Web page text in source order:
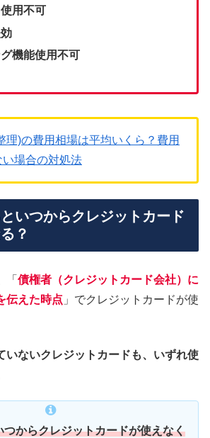
用不可
機能使用不可
理)の費用相場は平均いくら？費用
場合の対処法
いつからクレジットカード
？
「 債権者（クレジットカード会社）に
伝えた時点 」でクレジットカードが使
いないクレジットカードも、いずれ使
つからクレジットカードが使えなく